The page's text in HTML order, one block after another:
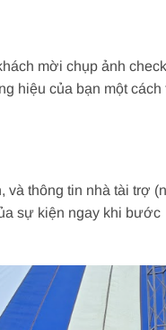
mời chụp ảnh
hiệu của bạn một cách
và thông tin nhà tài trợ
sự kiện ngay khi bước